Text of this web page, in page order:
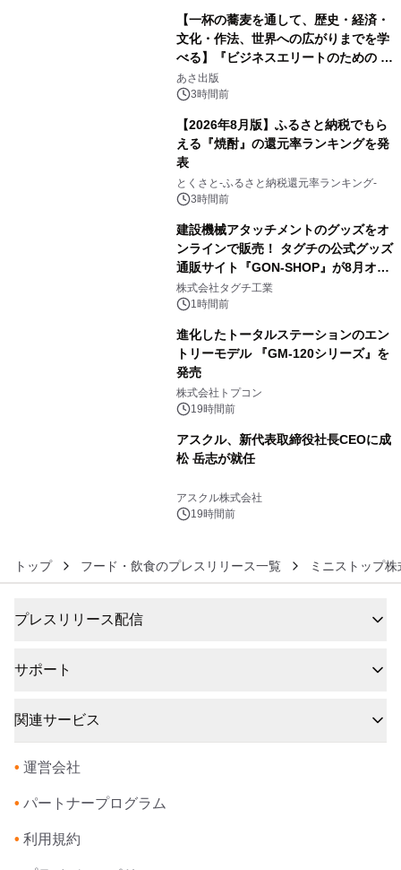
【一杯の蕎麦を通して、歴史・経済・
文化・作法、世界への広がりまでを学
べる】『ビジネスエリートのための 教
養としての蕎麦』2026年8月25日
（火）発売
あさ出版
3時間前
【2026年8月版】ふるさと納税でもら
える『焼酎』の還元率ランキングを発
表
とくさと-ふるさと納税還元率ランキング-
3時間前
建設機械アタッチメントのグッズをオ
ンラインで販売！ タグチの公式グッズ
通販サイト『GON-SHOP』が8月オー
プン
株式会社タグチ工業
1時間前
進化したトータルステーションのエン
トリーモデル 『GM-120シリーズ』を
発売
株式会社トプコン
19時間前
アスクル、新代表取締役社長CEOに成
松 岳志が就任
アスクル株式会社
19時間前
トップ フード・飲食のプレスリリース一覧 ミニストップ
プレスリリース配信
サポート
関連サービス
• 運営会社
• パートナープログラム
• 利用規約